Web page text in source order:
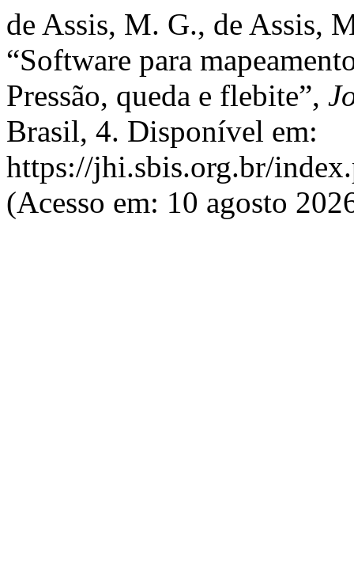
de Assis, M. G., de Assis,
“Software para
Pressão, queda e flebite”,
Brasil, 4. Disponível em:
https://jhi.sbis.org.br/
(Acesso em: 10 agosto